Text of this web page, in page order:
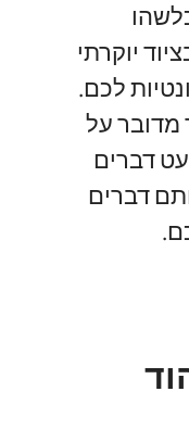
יוקרתי
לכם.
על
דברים
דברים